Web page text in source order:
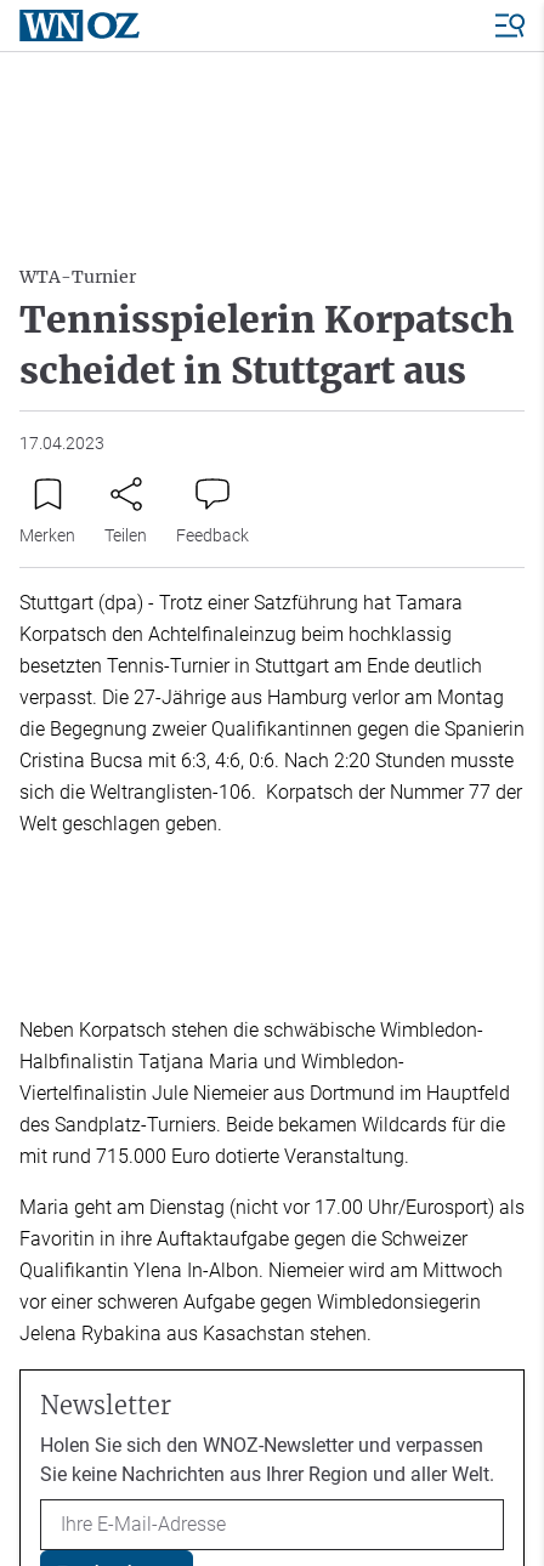
WTA-Turnier
Tennisspielerin Korpatsch
scheidet in Stuttgart aus
17.04.2023
Merken Teilen Feedback
Stuttgart (dpa) - Trotz einer Satzführung hat Tamara
Korpatsch den Achtelfinaleinzug beim hochklassig
besetzten Tennis-Turnier in Stuttgart am Ende deutlich
verpasst. Die 27-Jährige aus Hamburg verlor am Montag
die Begegnung zweier Qualifikantinnen gegen die Spanierin
Cristina Bucsa mit 6:3, 4:6, 0:6. Nach 2:20 Stunden musste
sich die Weltranglisten-106. Korpatsch der Nummer 77 der
Welt geschlagen geben.
Neben Korpatsch stehen die schwäbische Wimbledon-
Halbfinalistin Tatjana Maria und Wimbledon-
Viertelfinalistin Jule Niemeier aus Dortmund im Hauptfeld
des Sandplatz-Turniers. Beide bekamen Wildcards für die
mit rund 715.000 Euro dotierte Veranstaltung.
Maria geht am Dienstag (nicht vor 17.00 Uhr/Eurosport) als
Favoritin in ihre Auftaktaufgabe gegen die Schweizer
Qualifikantin Ylena In-Albon. Niemeier wird am Mittwoch
vor einer schweren Aufgabe gegen Wimbledonsiegerin
Jelena Rybakina aus Kasachstan stehen.
Newsletter
Holen Sie sich den WNOZ-Newsletter und verpassen
Sie keine Nachrichten aus Ihrer Region und aller Welt.
Email